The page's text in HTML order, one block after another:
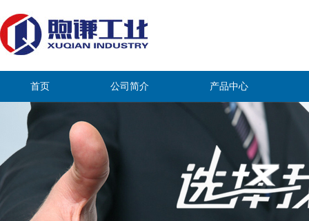
首页 公司简介 产品中心